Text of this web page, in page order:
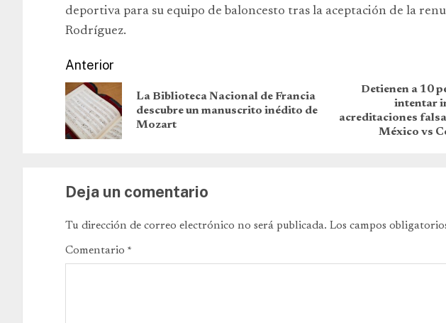
deportiva para su equipo de baloncesto tras la aceptación de la
Rodríguez.
Anterior
La Biblioteca Nacional de Francia
descubre un manuscrito inédito de
Mozart
Detienen a 10
intentar
acreditaciones
México vs
Deja un comentario
Tu dirección de correo electrónico no será publicada. Los campos
Comentario *